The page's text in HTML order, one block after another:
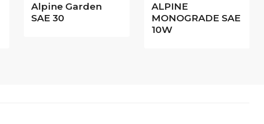
Alpine Garden
SAE 30
ALPINE
MONOGRADE SAE
10W